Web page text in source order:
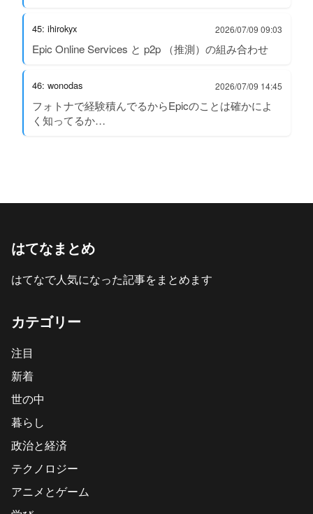
45: ihirokyx 2026/07/09 09:03
Epic Online Services と p2p （推測）の組み合わせ
46: wonodas 2026/07/09 14:45
フォトナで経験積んでるからEpicのことは確かによ
く知ってるか…
はてなまとめ
はてなで人気になった記事をまとめます
カテゴリー
注目
新着
世の中
暮らし
政治と経済
テクノロジー
アニメとゲーム